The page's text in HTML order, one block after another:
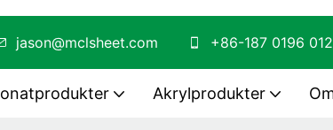
jason@mclsheet.com +86-187 0196
Akrylprodukter